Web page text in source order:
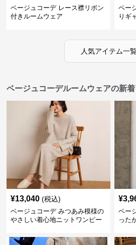
ベージュコーデ レース襟リボン
付きルームウェア
ベー
りギ
人気アイテム一
ベージュコーデルームウェアの新
¥13,040 (税込)
ベージュコーデ みつあみ模様の
やさしい着心地ニットワンピー
¥
ベー
った